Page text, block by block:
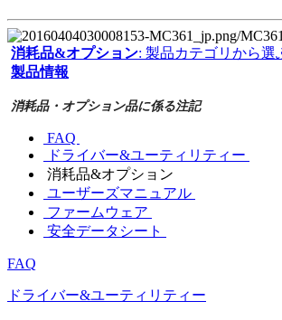
消耗品&オプション: 製品カテゴリから選
製品情報
消耗品・オプション品に係る注記
FAQ
ドライバー&ユーティリティー
消耗品&オプション
ユーザーズマニュアル
ファームウェア
安全データシート
FAQ
ドライバー&ユーティリティー